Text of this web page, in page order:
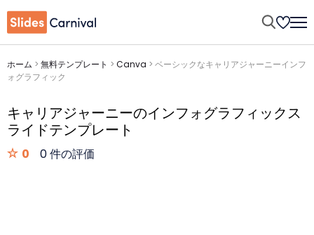
ホーム > 無料テンプレート > Canva > ベーシックなキャリアジャーニーインフ
ォグラフィック
キャリアジャーニーのインフォグラフィックス
ライドテンプレート
0 0 件の評価